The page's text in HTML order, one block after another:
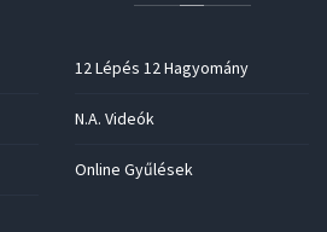
12 Lépés 12 Hagyomány
N.A. Videók
Online Gyűlések